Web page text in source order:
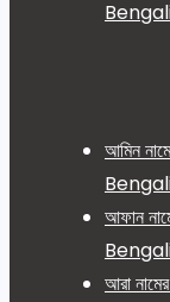
আমিন
আফান
আরা